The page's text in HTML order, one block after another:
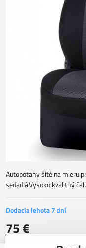
Autopoťahy šité na mieru
sedadlá.Vysoko kvalitný
Dodacia lehota 7 dní
75 €